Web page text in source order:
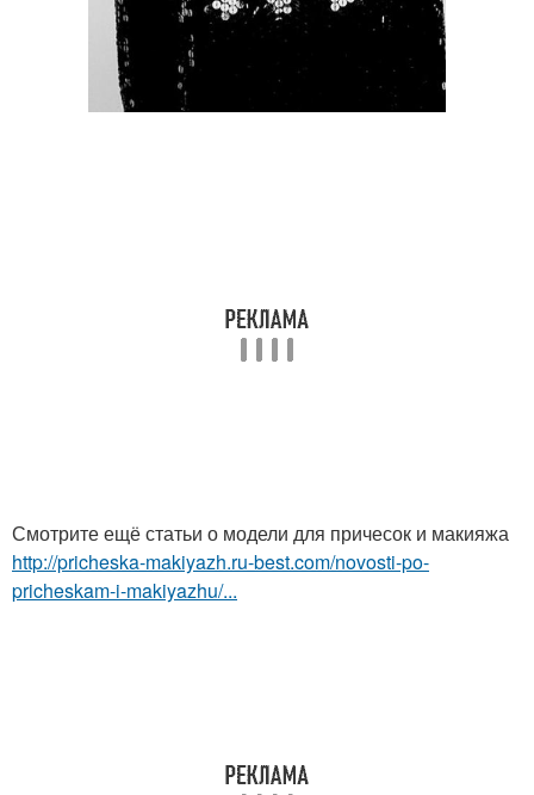
Смотрите ещё статьи о модели для причесок и макияжа
http://pricheska-makiyazh.ru-best.com/novosti-po-
pricheskam-i-makiyazhu/...